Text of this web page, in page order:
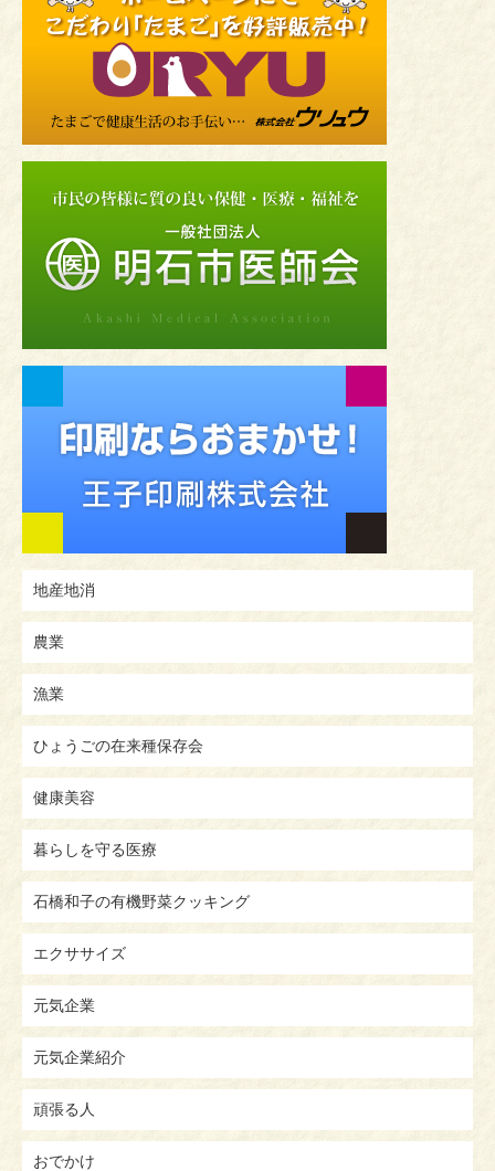
地産地消
農業
漁業
ひょうごの在来種保存会
健康美容
暮らしを守る医療
石橋和子の有機野菜クッキング
エクササイズ
元気企業
元気企業紹介
頑張る人
おでかけ